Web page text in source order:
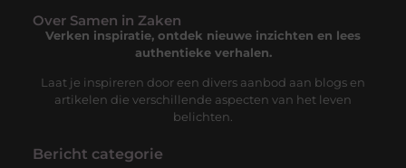
Over Samen in Zaken
Verken inspiratie, ontdek nieuwe inzichten en lees
authentieke verhalen.
Laat je inspireren door een divers aanbod aan blogs en
artikelen die verschillende aspecten van het leven
belichten.
Bericht categorie